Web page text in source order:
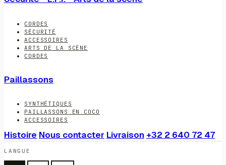
CORDES
SÉCURITÉ
ACCESSOIRES
ARTS DE LA SCÈNE
CORDES
Paillassons
SYNTHÉTIQUES
PAILLASSONS EN COCO
ACCESSOIRES
Histoire Nous contacter Livraison +32 2 640 72 47
LANGUE